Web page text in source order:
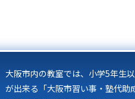
⼤阪市内の教室では、小学5年⽣
が出来る「大阪市習い事・塾代助